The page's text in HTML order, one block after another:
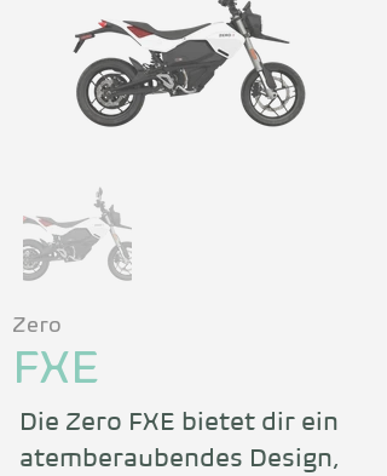
Zero
FXE
Die Zero FXE bietet dir ein
atemberaubendes Design,